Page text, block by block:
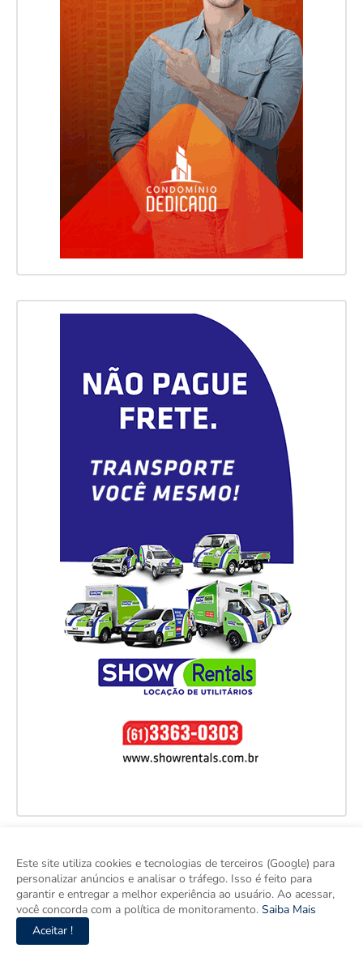
Este site utiliza cookies e tecnologias de terceiros (Google) para
personalizar anúncios e analisar o tráfego. Isso é feito para
garantir e entregar a melhor experiência ao usuário. Ao acessar,
você concorda com a política de monitoramento. Saiba Mais
Aceitar !